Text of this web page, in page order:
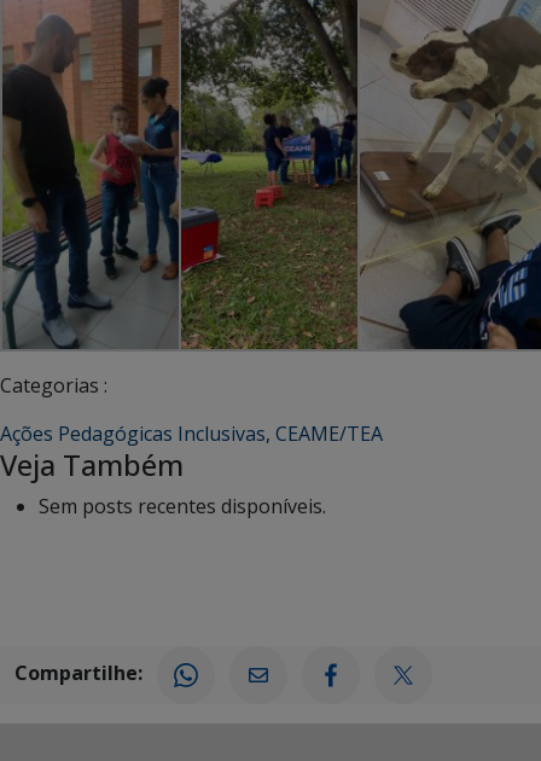
Categorias :
Ações Pedagógicas Inclusivas, CEAME/TEA
Veja Também
Sem posts recentes disponíveis.
Compartilhe: